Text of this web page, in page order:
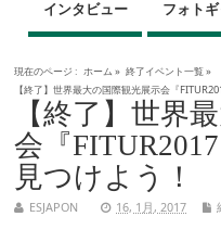
インタビュー フォト
現在のページ : ホーム » 終了イベント一覧»
【終了】世界最大の国際観光展示会『
【終了】世界
会『
見つけよう！
ESJAPON 16, 1月, 2017